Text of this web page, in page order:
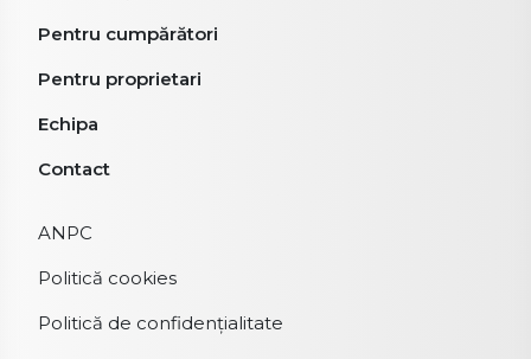
Pentru cumpărători
Pentru proprietari
Echipa
Contact
ANPC
Politică cookies
Politică de confidențialitate